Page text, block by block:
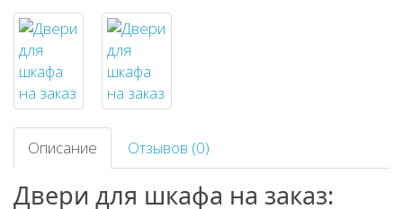
Описание Отзывов (0)
Двери для шкафа на заказ: